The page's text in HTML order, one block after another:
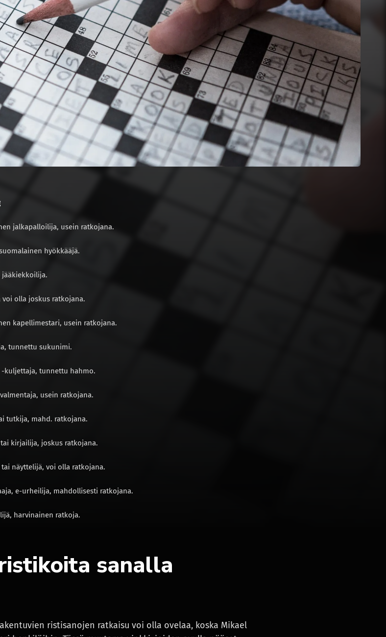
jalkapalloilija, usein ratkojana.
hyökkääjä.
jääkiekkoilija.
voi olla joskus ratkojana.
kapellimestari, usein ratkojana.
tunnettu sukunimi.
-kuljettaja, tunnettu hahmo.
usein ratkojana.
tutkija, mahd. ratkojana.
kirjailija, joskus ratkojana.
näyttelijä, voi olla ratkojana.
e-urheilija, mahdollisesti ratkojana.
harvinainen ratkoja.
sanalla
ristisanojen ratkaisu voi olla ovelaa, koska Mikael